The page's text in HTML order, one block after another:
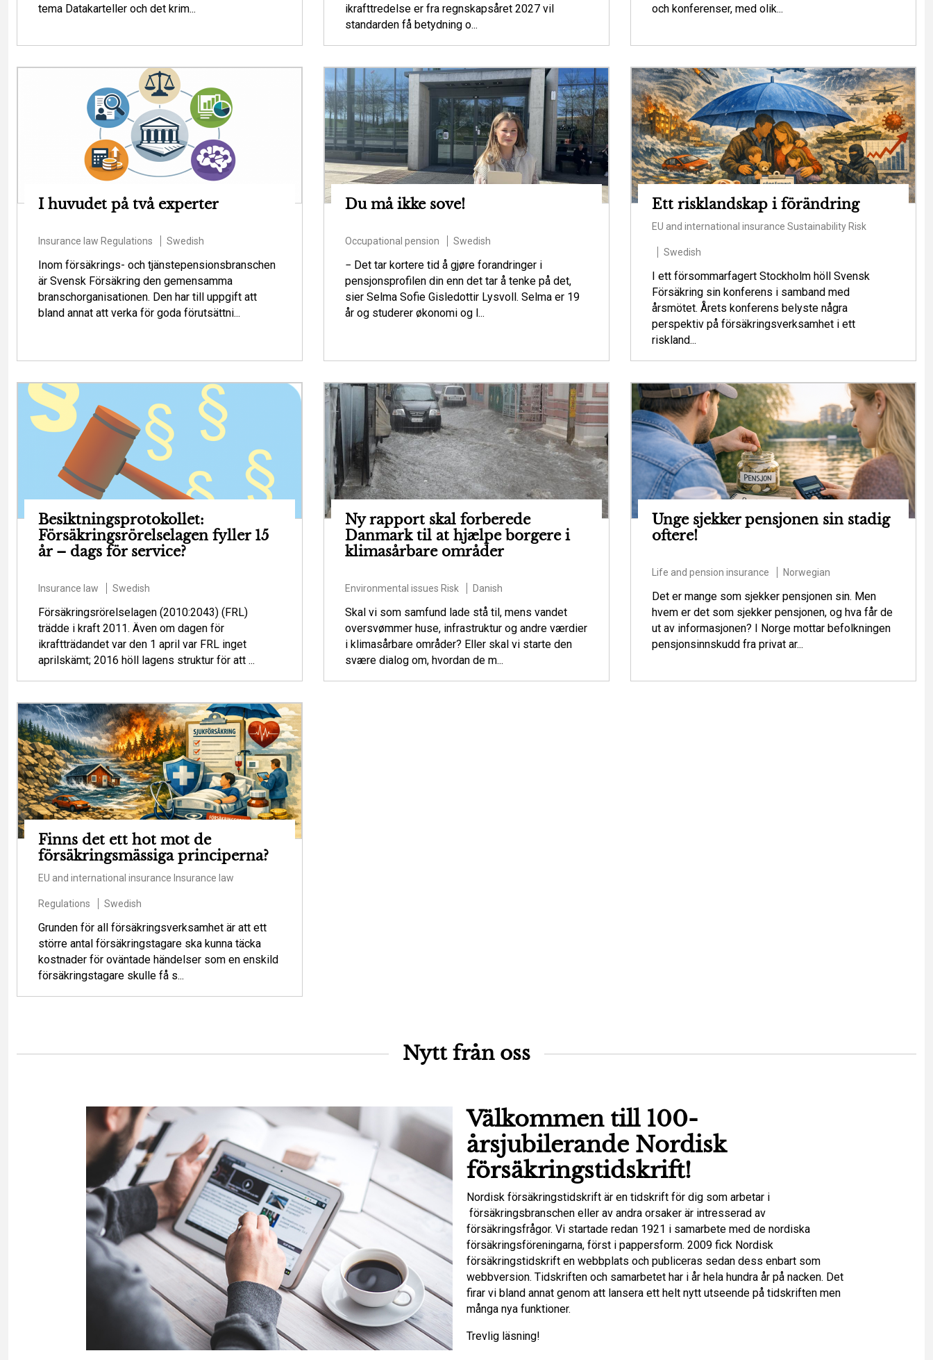
tema Datakarteller och det krim...
ikrafttredelse er fra regnskapsåret 2027 vil
standarden få betydning o...
och konferenser, med olik...
I huvudet på två experter
Insurance law Regulations Swedish
Inom försäkrings- och tjänstepensionsbranschen
är Svensk Försäkring den gemensamma
branschorganisationen. Den har till uppgift att
bland annat att verka för goda förutsättni...
Du må ikke sove!
Occupational pension Swedish
− Det tar kortere tid å gjøre forandringer i
pensjonsprofilen din enn det tar å tenke på det,
sier Selma Sofie Gisledottir Lysvoll. Selma er 19
år og studerer økonomi og l...
Ett risklandskap i förändring
EU and international insurance Sustainability Risk
Swedish
I ett försommarfagert Stockholm höll Svensk
Försäkring sin konferens i samband med
årsmötet. Årets konferens belyste några
perspektiv på försäkringsverksamhet i ett
riskland...
Besiktningsprotokollet:
Försäkringsrörelselagen fyller 15
år – dags för service?
Insurance law Swedish
Försäkringsrörelselagen (2010:2043) (FRL)
trädde i kraft 2011. Även om dagen för
ikraftträdandet var den 1 april var FRL inget
aprilskämt; 2016 höll lagens struktur för att ...
Ny rapport skal forberede
Danmark til at hjælpe borgere i
klimasårbare områder
Environmental issues Risk Danish
Skal vi som samfund lade stå til, mens vandet
oversvømmer huse, infrastruktur og andre værdier
i klimasårbare områder? Eller skal vi starte den
svære dialog om, hvordan de m...
Unge sjekker pensjonen sin stadig
oftere!
Life and pension insurance Norwegian
Det er mange som sjekker pensjonen sin. Men
hvem er det som sjekker pensjonen, og hva får de
ut av informasjonen? I Norge mottar befolkningen
pensjonsinnskudd fra privat ar...
Finns det ett hot mot de
försäkringsmässiga principerna?
EU and international insurance Insurance law
Regulations Swedish
Grunden för all försäkringsverksamhet är att ett
större antal försäkringstagare ska kunna täcka
kostnader för oväntade händelser som en enskild
försäkringstagare skulle få s...
Nytt från oss
Välkommen till 100-
årsjubilerande Nordisk
försäkringstidskrift!
Nordisk försäkringstidskrift är en tidskrift för dig som arbetar i
försäkringsbranschen eller av andra orsaker är intresserad av
försäkringsfrågor. Vi startade redan 1921 i samarbete med de nordiska
försäkringsföreningarna, först i pappersform. 2009 fick Nordisk
försäkringstidskrift en webbplats och publiceras sedan dess enbart som
webbversion. Tidskriften och samarbetet har i år hela hundra år på nacken. Det
firar vi bland annat genom att lansera ett helt nytt utseende på tidskriften men
många nya funktioner.
Trevlig läsning!